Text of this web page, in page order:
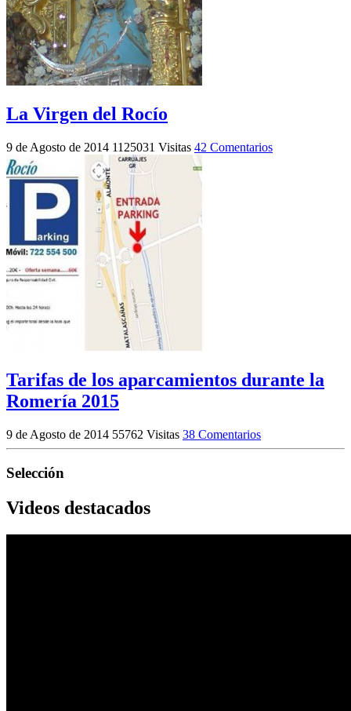
La Virgen del Rocío
9 de Agosto de 2014 1125031 Visitas 42 Comentarios
Tarifas de los aparcamientos durante la
Romería 2015
9 de Agosto de 2014 55762 Visitas 38 Comentarios
Selección
Videos destacados